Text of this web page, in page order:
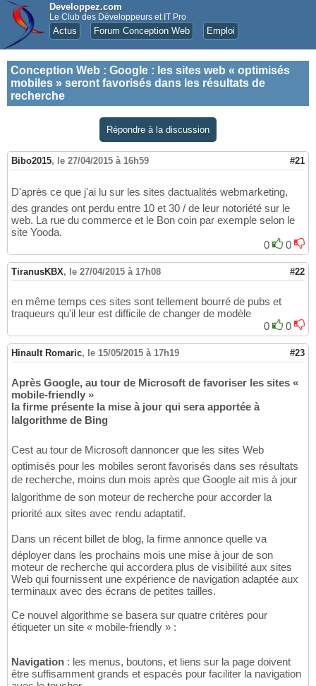
Developpez.com
Le Club des Développeurs et IT Pro
Actus Forum Conception Web Emploi
Conception Web : Google : les sites web « optimisés
mobiles » seront favorisés dans les résultats de
recherche
Répondre à la discussion
Bibo2015, le 27/04/2015 à 16h59 #21
D'après ce que j'ai lu sur les sites dactualités webmarketing,
des grandes ont perdu entre 10 et 30 / de leur notoriété sur le
web. La rue du commerce et le Bon coin par exemple selon le
site Yooda.
0
0
TiranusKBX, le 27/04/2015 à 17h08 #22
en même temps ces sites sont tellement bourré de pubs et
traqueurs qu'il leur est difficile de changer de modèle
0
0
Hinault Romaric, le 15/05/2015 à 17h19 #23
Après Google, au tour de Microsoft de favoriser les sites «
mobile-friendly »
la firme présente la mise à jour qui sera apportée à
lalgorithme de Bing
Cest au tour de Microsoft dannoncer que les sites Web
optimisés pour les mobiles seront favorisés dans ses résultats
de recherche, moins dun mois après que Google ait mis à jour
lalgorithme de son moteur de recherche pour accorder la
priorité aux sites avec rendu adaptatif.
Dans un récent billet de blog, la firme annonce quelle va
déployer dans les prochains mois une mise à jour de son
moteur de recherche qui accordera plus de visibilité aux sites
Web qui fournissent une expérience de navigation adaptée aux
terminaux avec des écrans de petites tailles.
Ce nouvel algorithme se basera sur quatre critères pour
étiqueter un site « mobile-friendly » :
Navigation : les menus, boutons, et liens sur la page doivent
être suffisamment grands et espacés pour faciliter la navigation